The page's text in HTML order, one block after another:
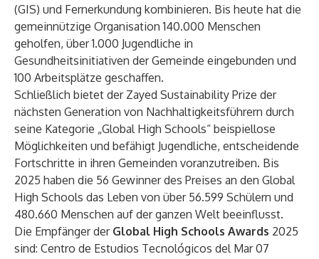
(GIS) und Fernerkundung kombinieren. Bis heute hat die
gemeinnützige Organisation 140.000 Menschen
geholfen, über 1.000 Jugendliche in
Gesundheitsinitiativen der Gemeinde eingebunden und
100 Arbeitsplätze geschaffen.
Schließlich bietet der Zayed Sustainability Prize der
nächsten Generation von Nachhaltigkeitsführern durch
seine Kategorie „Global High Schools“ beispiellose
Möglichkeiten und befähigt Jugendliche, entscheidende
Fortschritte in ihren Gemeinden voranzutreiben. Bis
2025 haben die 56 Gewinner des Preises an den Global
High Schools das Leben von über 56.599 Schülern und
480.660 Menschen auf der ganzen Welt beeinflusst.
Die Empfänger der Global High Schools Awards 2025
sind: Centro de Estudios Tecnológicos del Mar 07